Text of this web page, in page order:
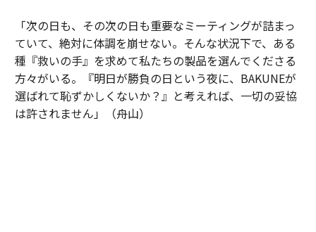
「次の日も、その次の日も重要なミーティングが詰まっ
ていて、絶対に体調を崩せない。そんな状況下で、ある
種『救いの手』を求めて私たちの製品を選んでくださる
方々がいる。『明日が勝負の日という夜に、BAKUNEが
選ばれて恥ずかしくないか？』と考えれば、一切の妥協
は許されません」（舟山）